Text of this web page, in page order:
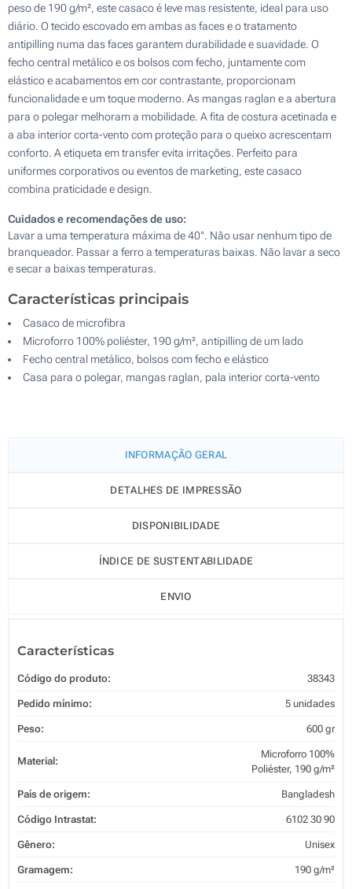
peso de 190 g/m², este casaco é leve mas resistente, ideal para uso
diário. O tecido escovado em ambas as faces e o tratamento
antipilling numa das faces garantem durabilidade e suavidade. O
fecho central metálico e os bolsos com fecho, juntamente com
elástico e acabamentos em cor contrastante, proporcionam
funcionalidade e um toque moderno. As mangas raglan e a abertura
para o polegar melhoram a mobilidade. A fita de costura acetinada e
a aba interior corta-vento com proteção para o queixo acrescentam
conforto. A etiqueta em transfer evita irritações. Perfeito para
uniformes corporativos ou eventos de marketing, este casaco
combina praticidade e design.
Cuidados e recomendações de uso:
Lavar a uma temperatura máxima de 40°. Não usar nenhum tipo de
branqueador. Passar a ferro a temperaturas baixas. Não lavar a seco
e secar a baixas temperaturas.
Características principais
Casaco de microfibra
Microforro 100% poliéster, 190 g/m², antipilling de um lado
Fecho central metálico, bolsos com fecho e elástico
Casa para o polegar, mangas raglan, pala interior corta-vento
INFORMAÇÃO GERAL
DETALHES DE IMPRESSÃO
DISPONIBILIDADE
ÍNDICE DE SUSTENTABILIDADE
ENVIO
Características
Código do produto: 38343
Pedido mínimo: 5 unidades
Peso: 600 gr
Material:
Microforro 100%
Poliéster, 190 g/m²
País de origem: Bangladesh
Código Intrastat: 6102 30 90
Gênero: Unisex
Gramagem: 190 g/m²